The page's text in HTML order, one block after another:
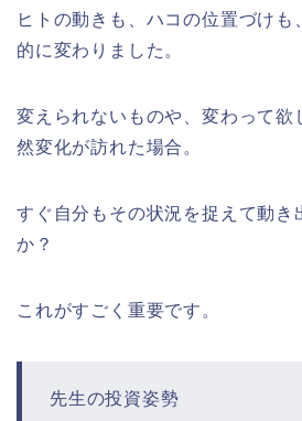
ヒトの動きも、ハコの位置づけも
的に変わりました。
変えられないものや、変わって欲
然変化が訪れた場合。
すぐ自分もその状況を捉えて動き
か？
これがすごく重要です。
先生の投資姿勢